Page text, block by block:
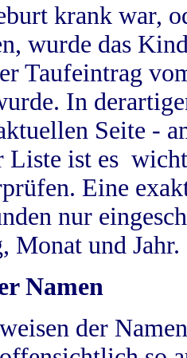
krank war,
wurde das
Taufeintrag
In
Seite -
Liste ist es
Eine
nur
Monat und Jahr.
Namen
der